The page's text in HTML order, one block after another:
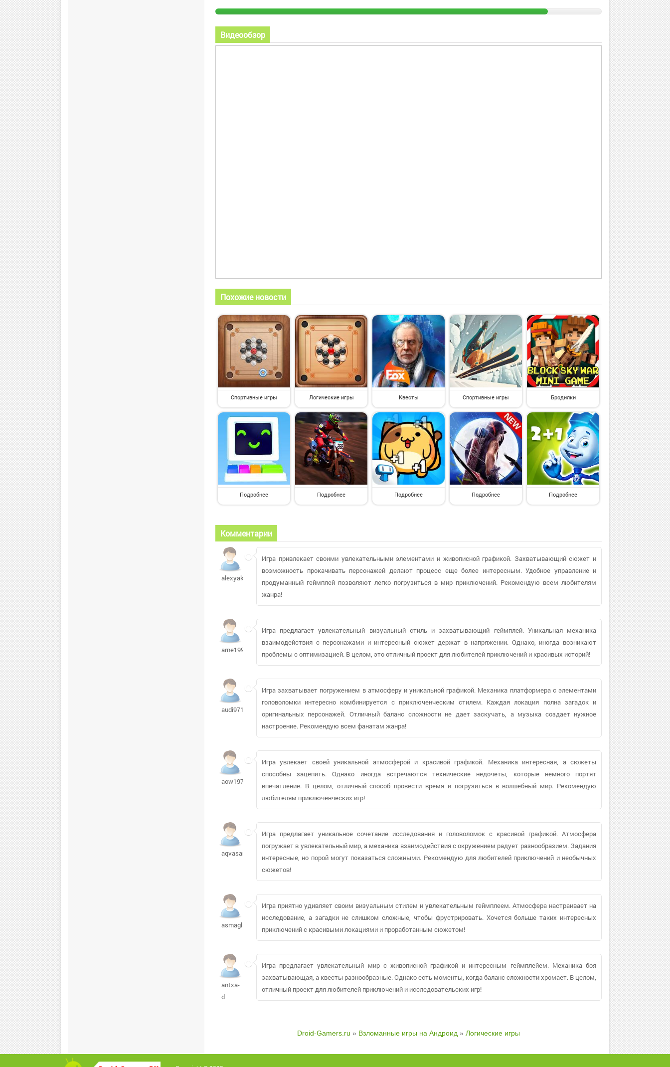
Видеообзор
Похожие новости
Спортивные игры Логические игры Квесты Спортивные игры Бродилки
Подробнее Подробнее Подробнее Подробнее Подробнее
Комментарии
alexyaks
Игра привлекает своими увлекательными элементами и живописной графикой. Захватывающий сюжет и
возможность прокачивать персонажей делают процесс еще более интересным. Удобное управление и
продуманный геймплей позволяют легко погрузиться в мир приключений. Рекомендую всем любителям
жанра!
arne1990
Игра предлагает увлекательный визуальный стиль и захватывающий геймплей. Уникальная механика
взаимодействия с персонажами и интересный сюжет держат в напряжении. Однако, иногда возникают
проблемы с оптимизацией. В целом, это отличный проект для любителей приключений и красивых историй!
audi9716605
Игра захватывает погружением в атмосферу и уникальной графикой. Механика платформера с элементами
головоломки интересно комбинируется с приключенческим стилем. Каждая локация полна загадок и
оригинальных персонажей. Отличный баланс сложности не дает заскучать, а музыка создает нужное
настроение. Рекомендую всем фанатам жанра!
aow1973
Игра увлекает своей уникальной атмосферой и красивой графикой. Механика интересная, а сюжеты
способны зацепить. Однако иногда встречаются технические недочеты, которые немного портят
впечатление. В целом, отличный способ провести время и погрузиться в волшебный мир. Рекомендую
любителям приключенческих игр!
aqvasana
Игра предлагает уникальное сочетание исследования и головоломок с красивой графикой. Атмосфера
погружает в увлекательный мир, а механика взаимодействия с окружением радует разнообразием. Задания
интересные, но порой могут показаться сложными. Рекомендую для любителей приключений и необычных
сюжетов!
asmagliy179
Игра приятно удивляет своим визуальным стилем и увлекательным геймплеем. Атмосфера настраивает на
исследование, а загадки не слишком сложные, чтобы фрустрировать. Хочется больше таких интересных
приключений с красивыми локациями и проработанным сюжетом!
antxa-
d
Игра предлагает увлекательный мир с живописной графикой и интересным геймплейем. Механика боя
захватывающая, а квесты разнообразные. Однако есть моменты, когда баланс сложности хромает. В целом,
отличный проект для любителей приключений и исследовательских игр!
Droid-Gamers.ru » Взломанные игры на Андроид » Логические игры